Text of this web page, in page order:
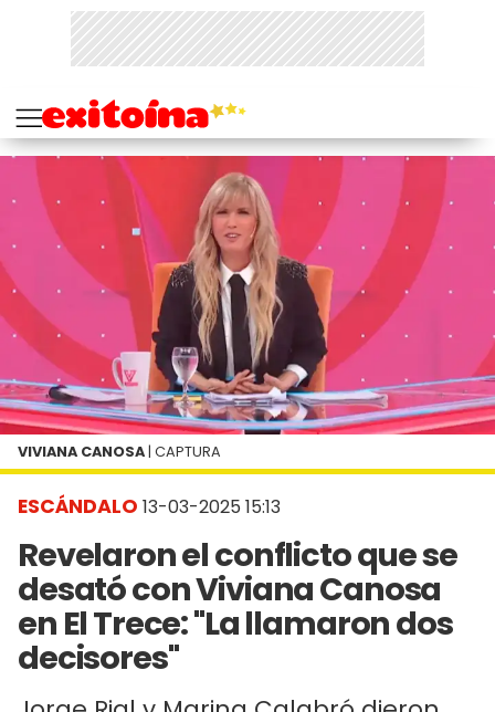
ESCÁNDALO 13-03-2025 15:13
Revelaron el conflicto que se
desató con Viviana Canosa
en El Trece: "La llamaron dos
decisores"
VIVIANA CANOSA | CAPTURA